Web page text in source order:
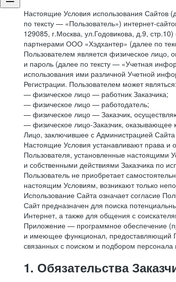
Настоящие Условия использования Сайтов
по тексту — «Пользователь») интернет-
129085, г.Москва, ул.Годовикова, д.9,
партнерами ООО «Хэдхантер» (далее по
Пользователем является физическое лицо,
и пароль (далее по тексту — «Учетная
использования ими различной Учетной
Регистрации. Пользователем может являться:
— физическое лицо — работник Заказчика;
— физическое лицо — работодатель;
— физическое лицо — Заказчик,
— физическое лицо-Заказчик, оказывающее
Лицо, заключившее с Администрацией Сайта
Настоящие Условия устанавливают права и
Пользователя, установленные настоящими
и собственными действиями Заказчика по
Пользователь не приобретает
настоящим Условиям, возникают только
Использование Сайта означает согласие
Сайт предназначен для поиска
Интернет, а также для общения с
Приложение — программное обеспечение
и имеющее функционал, предоставляющий
связанных с поиском и подбором
1. Обязательства